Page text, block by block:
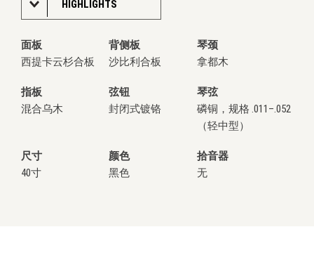
HIGHLIGHTS
面板 背侧板
琴颈
西提卡云杉合板
沙比利合板 拿都木
指板 弦钮
琴弦
混合乌木
封闭式镀铬
磷铜，规格 .011–.052
（轻中型）
尺寸 颜色
拾音器
40寸
黑色 无